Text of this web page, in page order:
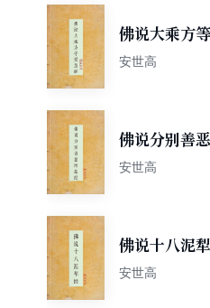
佛说大乘方
安世高
佛说分别善
安世高
佛说十八泥
安世高